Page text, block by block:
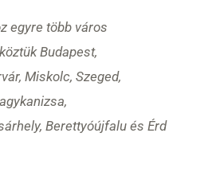
egyre több város
Budapest,
Miskolc, Szeged,
Berettyóújfalu és Érd